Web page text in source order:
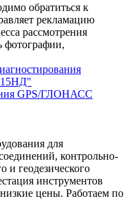
обратиться к
рекламацию
рассмотрения
фотографии,
GPS/ГЛОНАСС
для
контрольно-
и геодезического
инструментов
цены. Работаем по